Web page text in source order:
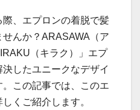
、エプロンの着脱で髪
んか？ARASAWA（ア
（キラク）」エプ
したユニークなデザイ
この記事では、このエ
くご紹介します。